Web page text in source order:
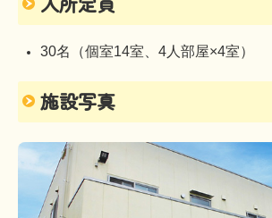
30名（個室14室、4人部屋×4室）
施設写真